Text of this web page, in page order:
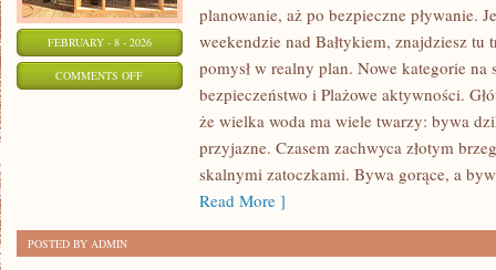
FEBRUARY - 8 - 2026
COMMENTS OFFON
planowanie, aż po bezpieczne pływanie.
weekendzie nad Bałtykiem, znajdziesz
pomysł w realny plan. Nowe kategorie na
bezpieczeństwo i Plażowe aktywności.
że wielka woda ma wiele twarzy: bywa
przyjazne. Czasem zachwyca złotym
skalnymi zatoczkami. Bywa gorące, a
Read More ]
POSTED BY ADMIN